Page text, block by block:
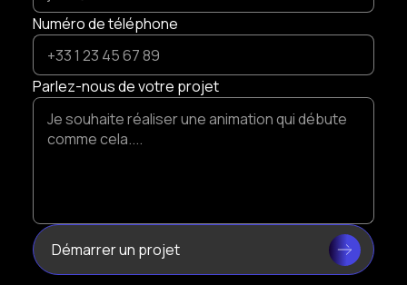
Numéro de téléphone
Parlez-nous de votre projet